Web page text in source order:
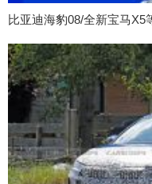
比亚迪海豹08/全新宝马X5